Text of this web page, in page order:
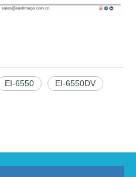
EI-6550 EI-6550DV